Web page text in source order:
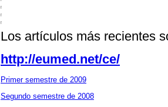
Los artículos más recientes
http://eumed.net/ce/
Primer semestre de 2009
Segundo semestre de 2008